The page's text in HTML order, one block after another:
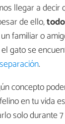
llegar a decir
de ello,
familiar o
gato se
.
concepto
en tu vida
solo durante